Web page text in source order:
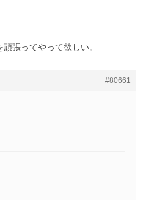
張ってやって欲しい。
#80661